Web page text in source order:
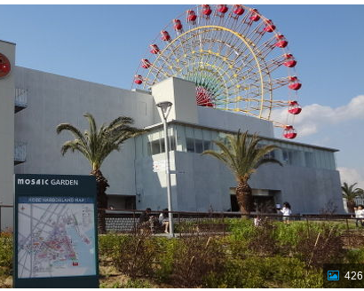
426